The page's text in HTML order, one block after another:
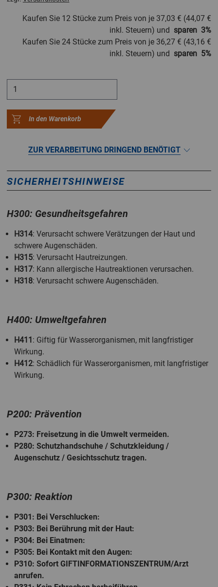
Kaufen Sie 12 Stücke zum Preis von je 37,03 € (44,07 €
inkl. Steuern) und sparen 3%
Kaufen Sie 24 Stücke zum Preis von je 36,27 € (43,16 €
inkl. Steuern) und sparen 5%
In den Warenkorb
ZUR VERARBEITUNG DRINGEND BENÖTIGT
SICHERHEITSHINWEISE
H300: Gesundheitsgefahren
H314: Verursacht schwere Verätzungen der Haut und
schwere Augenschäden.
H315: Verursacht Hautreizungen.
H317: Kann allergische Hautreaktionen verursachen.
H318: Verursacht schwere Augenschäden.
H400: Umweltgefahren
H411 : Giftig für Wasserorganismen, mit langfristiger
Wirkung.
H412: Schädlich für Wasserorganismen, mit langfristiger
Wirkung.
P200: Prävention
P273: Freisetzung in die Umwelt vermeiden.
P280: Schutzhandschuhe / Schutzkleidung /
Augenschutz / Gesichtsschutz tragen.
P300: Reaktion
P301: Bei Verschlucken:
P303: Bei Berührung mit der Haut:
P304: Bei Einatmen:
P305: Bei Kontakt mit den Augen:
P310: Sofort GIFTINFORMATIONSZENTRUM/Arzt
anrufen.